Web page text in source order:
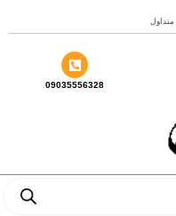
09035556328